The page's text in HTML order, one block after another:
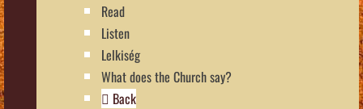
Read
Listen
Lelkiség
What does the Church say?
Back